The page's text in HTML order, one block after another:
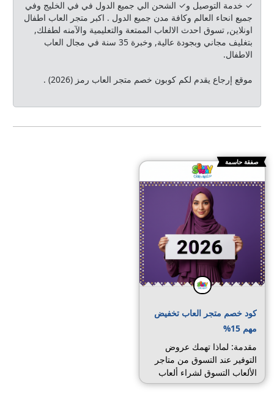
✓ خدمة التوصيل و✓ الشحن الي جميع الدول في في الخليج وفي
جميع انحاء العالم وكافة مدن جميع الدول . اكبر متجر العاب اطفال
اونلاين, تسوق احدث الالعاب الممتعة والتعليمية والآمنه لطفلك,
بتغليف مجاني وبجودة عالية, وخبرة 35 سنة في مجال العاب
الاطفال.
موقع إرجاع يقدم لكم كوبون خصم متجر العاب رمز (2026) .
صفقة حاسمة
كود خصم متجر العاب تخفيض
مهم 15%
مقدمة: لماذا تهمك عروض
التوفير عند التسوق من متاجر
الألعاب التسوق لشراء ألعاب
الأطفال والوسائل التعليمية